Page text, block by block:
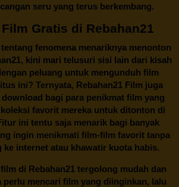
seru yang terus berkembang.
Gratis di Rebahan21
fenomena menariknya menonton
, kini mari telusuri sisi lain dari kisah
peluang untuk mengunduh film
ini? Ternyata, Rebahan21 Film juga
bagi para penikmat film yang
favorit mereka untuk ditonton di
ini tentu saja menarik bagi banyak
ingin menikmati film-film favorit tanpa
ke internet atau khawatir kuota habis.
di Rebahan21tergolong mudah dan
perlu mencari film yang diinginkan, lalu